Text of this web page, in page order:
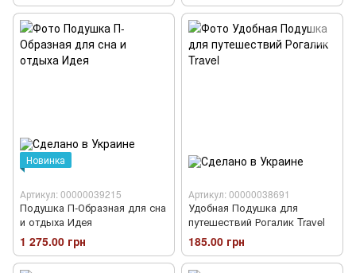
Новинка
Артикул: 00000039215
Подушка П-Образная для сна
и отдыха Идея
1 275.00 грн
Артикул: 00000038691
Удобная Подушка для
путешествий Рогалик Travel
185.00 грн